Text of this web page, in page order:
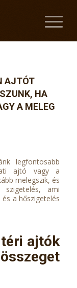
AJTÓT
HA
A MELEG
legfontosabb
ajtó vagy a
melegszik, és
ami
a hőszigetelés
ajtók